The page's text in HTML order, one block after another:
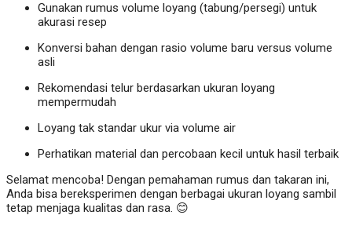
Gunakan rumus volume loyang (tabung/persegi) untuk
akurasi resep
Konversi bahan dengan rasio volume baru versus volume
asli
Rekomendasi telur berdasarkan ukuran loyang
mempermudah
Loyang tak standar ukur via volume air
Perhatikan material dan percobaan kecil untuk hasil terbaik
Selamat mencoba! Dengan pemahaman rumus dan takaran ini,
Anda bisa bereksperimen dengan berbagai ukuran loyang sambil
tetap menjaga kualitas dan rasa. 😊